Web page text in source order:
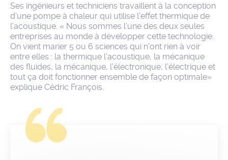
Ses ingénieurs et techniciens travaillent à la conception
d’une pompe à chaleur qui utilise l’effet thermique de
l’acoustique. « Nous sommes l’une des deux seules
entreprises au monde à développer cette technologie.
On vient marier 5 ou 6 sciences qui n’ont rien à voir
entre elles : la thermique l’acoustique, la mécanique
des fluides, la mécanique, l’électronique, l’électrique et
tout ça doit fonctionner ensemble de façon optimale»
explique Cédric François.